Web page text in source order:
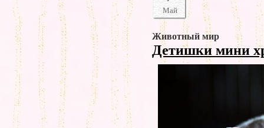
Май
Животный мир
Детишки мини